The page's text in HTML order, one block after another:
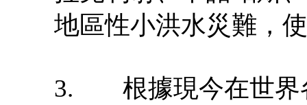
地區性小洪水災難，
3. 根據現今在世界各